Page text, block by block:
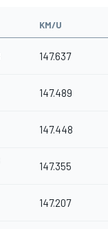
KM/U
147.637
147.489
147.448
147.355
147.207